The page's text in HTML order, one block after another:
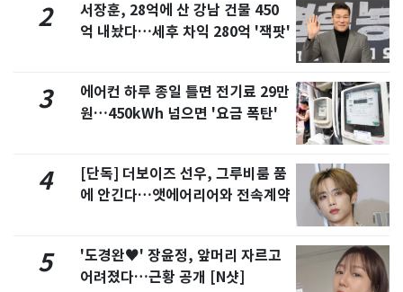
2
서장훈, 28억에 산 강남 건물 450
억 내놨다…세후 차익 280억 '잭팟'
3
에어컨 하루 종일 틀면 전기료 29만
원…450kWh 넘으면 '요금 폭탄'
4
[단독] 더보이즈 선우, 그루비룸 품
에 안긴다…앳에어리어와 전속계약
5
'도경완♥' 장윤정, 앞머리 자르고
어려졌다…근황 공개 [N샷]